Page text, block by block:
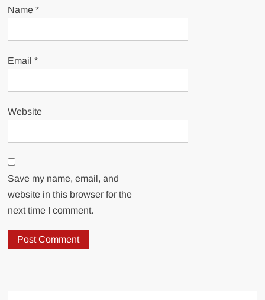
Name*
Email*
Website
Save my name, email, and
website in this browser for the
next time I comment.